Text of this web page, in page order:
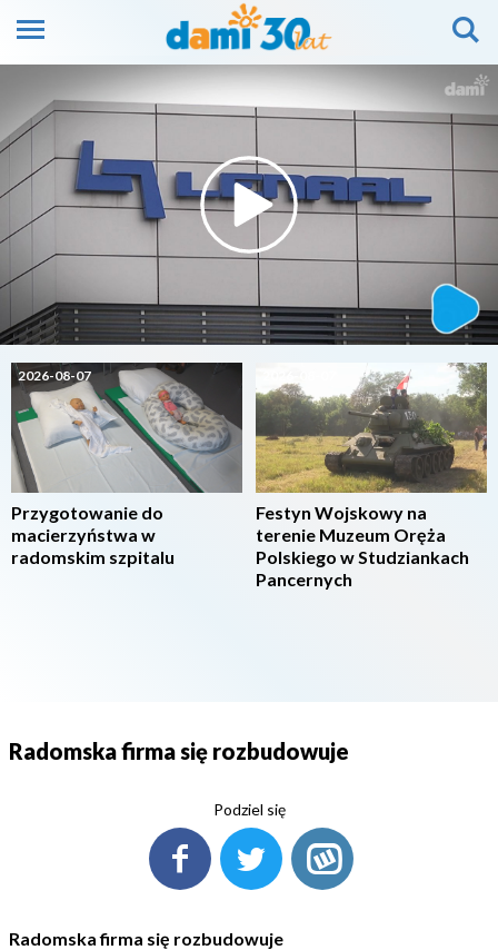
2026-08-07
Przygotowanie do
macierzyństwa w
radomskim szpitalu
Festyn Wojskowy na
terenie Muzeum Oręża
Polskiego w Studziankach
Pancernych
Radomska firma się rozbudowuje
Podziel się
Radomska firma się rozbudowuje